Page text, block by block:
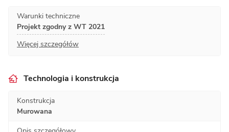
Warunki techniczne
Projekt zgodny z WT 2021
Więcej szczegółów
Technologia i konstrukcja
Konstrukcja
Murowana